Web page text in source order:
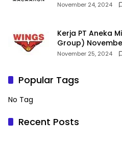
November 24, 2024
Kerja PT Aneka
Group)
November 25, 2024
Popular Tags
No Tag
Recent Posts